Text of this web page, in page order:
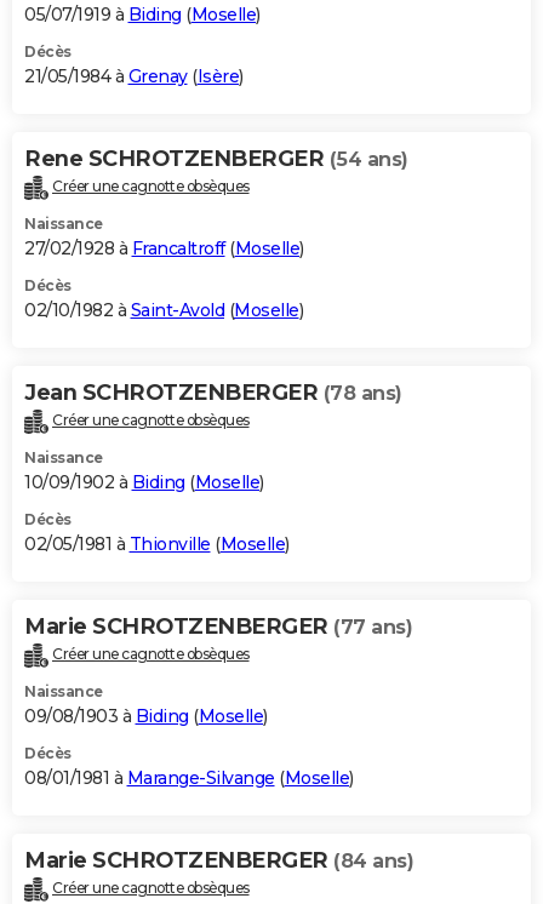
05/07/1919 à Biding (Moselle)
Décès
21/05/1984 à Grenay(Isère)
Rene SCHROTZENBERGER (54 ans)
Créer une cagnotte obsèques
Naissance
27/02/1928 à Francaltroff(Moselle)
Décès
02/10/1982 à Saint-Avold (Moselle)
Jean SCHROTZENBERGER (78 ans)
Créer une cagnotte obsèques
Naissance
10/09/1902 à Biding (Moselle)
Décès
02/05/1981 à Thionville (Moselle)
Marie SCHROTZENBERGER (77 ans)
Créer une cagnotte obsèques
Naissance
09/08/1903 à Biding (Moselle)
Décès
08/01/1981 à Marange-Silvange (Moselle)
Marie SCHROTZENBERGER (84 ans)
Créer une cagnotte obsèques